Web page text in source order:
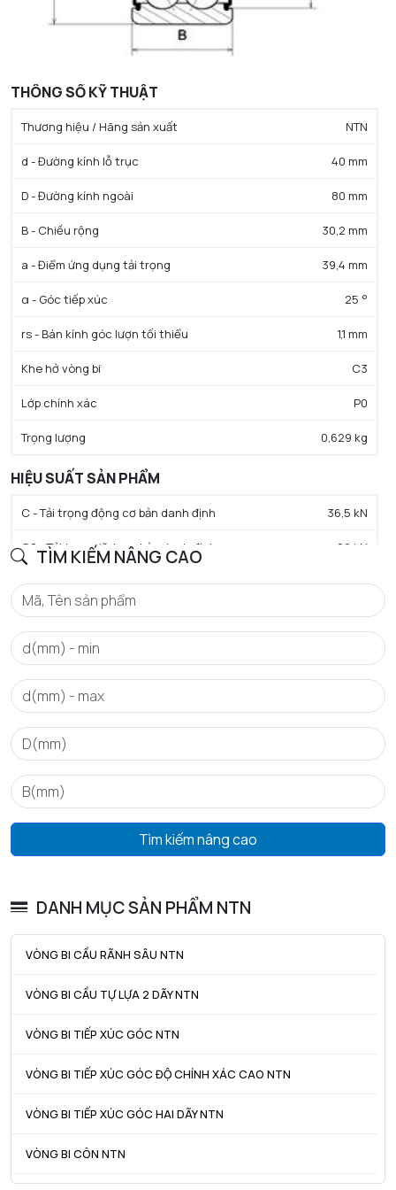
TÌM KIẾM NÂNG CAO
Tìm kiếm nâng cao
DANH MỤC SẢN PHẨM NTN
VÒNG BI CẦU RÃNH SÂU NTN
VÒNG BI CẦU TỰ LỰA 2 DÃY NTN
VÒNG BI TIẾP XÚC GÓC NTN
VÒNG BI TIẾP XÚC GÓC ĐỘ CHÍNH XÁC CAO NTN
VÒNG BI TIẾP XÚC GÓC HAI DÃY NTN
VÒNG BI CÔN NTN
THÔNG SỐ KỸ THUẬT
Thương hiệu / Hãng sản xuất NTN
d - Đường kính lỗ trục 40 mm
D - Đường kính ngoài 80 mm
B - Chiều rộng 30,2 mm
a - Điểm ứng dụng tải trọng 39,4 mm
α - Góc tiếp xúc 25 °
rs - Bán kính góc lượn tối thiểu 1,1 mm
Khe hở vòng bi C3
Lớp chính xác P0
Trọng lượng 0,629 kg
HIỆU SUẤT SẢN PHẨM
C - Tải trọng động cơ bản danh định 36,5 kN
C0 - Tải trọng tĩnh cơ bản danh định 29 kN
Cu - Giới hạn tải trọng mỏi 1,7 kN
N lim - Tốc độ giới hạn bôi trơn dầu 7100 tr/min
N lim - Tốc độ giới hạn bôi trơn mỡ
Tmin - Nhiệt độ hoạt động tối thiểu -20 °C
GIỚI HẠN
da min - Đường kính vai tối thiểu IR
da max - Đường kính vai tối đa IR
ra max - Bán kính góc lượn tối đa trục & vỏ